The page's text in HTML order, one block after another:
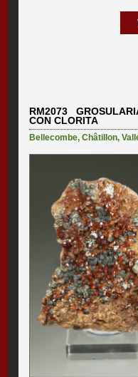
RM2073
CON CLORITA
Bellecombe,Châtillon,